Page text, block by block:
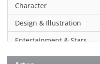
Character
Design & Illustration
Entertainment & Stars
Erotik